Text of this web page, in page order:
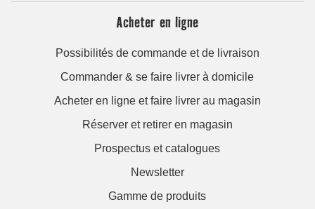
Acheter en ligne
Possibilités de commande et de livraison
Commander & se faire livrer à domicile
Acheter en ligne et faire livrer au magasin
Réserver et retirer en magasin
Prospectus et catalogues
Newsletter
Gamme de produits